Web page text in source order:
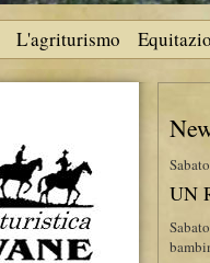
L'agriturismo
UN